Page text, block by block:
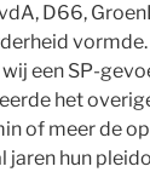
D66,
een SP-
het
of meer de
hun